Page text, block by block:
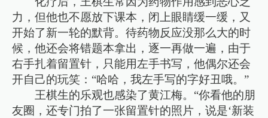
力，但他也不愿放下课本，闭上眼睛缓一缓，又
开始了新一轮的默背。待药物反应没那么大的时
候，他还会将错题本拿出，逐一再做一遍，由于
右手扎着留置针，只能用左手书写，他偶尔还会
开自己的玩笑：“哈哈，我左手写的字好丑哦。”
王棋生的乐观也感染了黄江梅。“你看他的朋
友圈，还专门拍了一张留置针的照片，说是‘新装